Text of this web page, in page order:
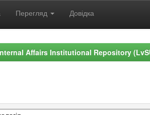
Перегляд Довідка
Affairs Institutional Repository